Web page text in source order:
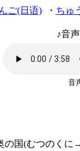
ご(日语)・ ちゅ
♪音
音
国(むつのくに